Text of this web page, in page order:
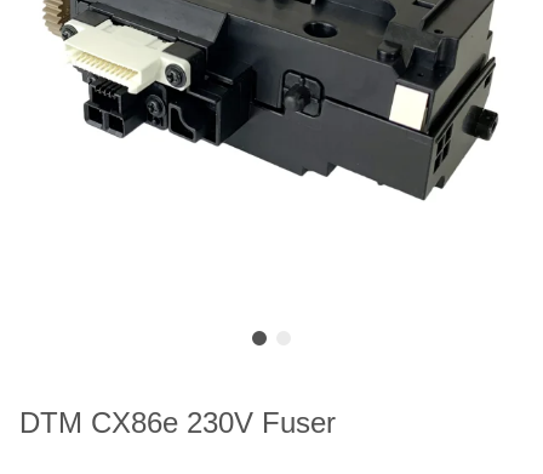
DTM CX86e 230V Fuser